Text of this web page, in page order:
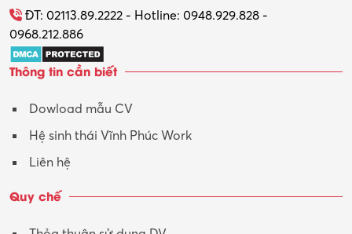
ĐT: 02113.89.2222 - Hotline: 0948.929.828 -
0968.212.886
Thông tin cần biết
Dowload mẫu CV
Hệ sinh thái Vĩnh Phúc Work
Liên hệ
Quy chế